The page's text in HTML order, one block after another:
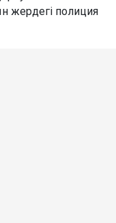
жердегі полиция